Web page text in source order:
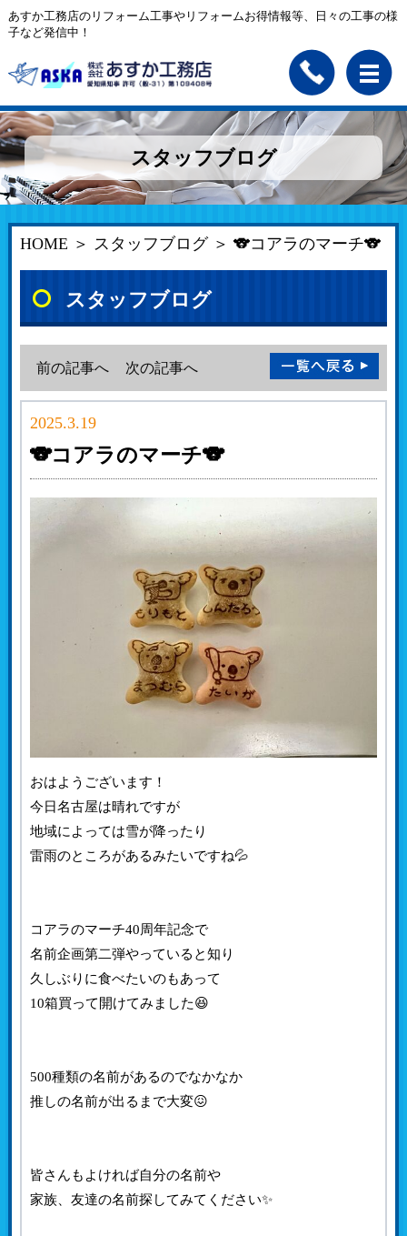
あすか工務店のリフォーム工事やリフォームお得情報等、日々の工事の様
子など発信中！
スタッフブログ
HOME ＞ スタッフブログ＞ 🐨コアラのマーチ🐨
スタッフブログ
前の記事へ 次の記事へ
2025.3.19
🐨コアラのマーチ🐨
おはようございます！
今日名古屋は晴れですが
地域によっては雪が降ったり
雷雨のところがあるみたいですね💦
コアラのマーチ40周年記念で
名前企画第二弾やっていると知り
久しぶりに食べたいのもあって
10箱買って開けてみました😆
500種類の名前があるのでなかなか
推しの名前が出るまで大変😖
皆さんもよければ自分の名前や
家族、友達の名前探してみてください✨